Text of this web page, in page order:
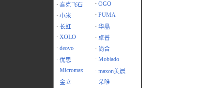
· 泰克飞石 · OGO
· 小米 · PUMA
· 长虹 · 华晶
· XOLO · 卓普
· deovo · 尚合
· 优思 · Mobiado
· Micromax · maxon美晨
· 金立 · 朵唯